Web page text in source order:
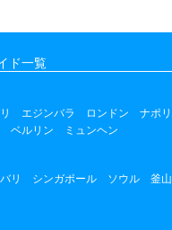
ド一覧
エジンバラ ロンドン ナポリ
ベルリン ミュンヘン
バリ シンガポール ソウル 釜山